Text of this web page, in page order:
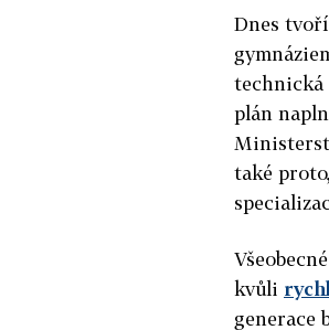
Dnes
technická
plán
také
kvůli
generace